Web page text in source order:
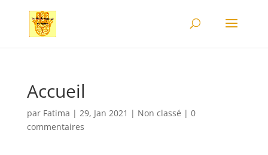
Accueil
par Fatima | 29, Jan 2021 | Non classé | 0
commentaires